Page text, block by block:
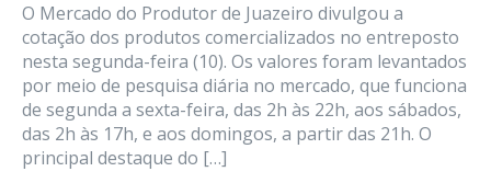
O Mercado do Produtor de Juazeiro divulgou a
cotação dos produtos comercializados no entreposto
nesta segunda-feira (10). Os valores foram levantados
por meio de pesquisa diária no mercado, que funciona
de segunda a sexta-feira, das 2h às 22h, aos sábados,
das 2h às 17h, e aos domingos, a partir das 21h. O
principal destaque do […]